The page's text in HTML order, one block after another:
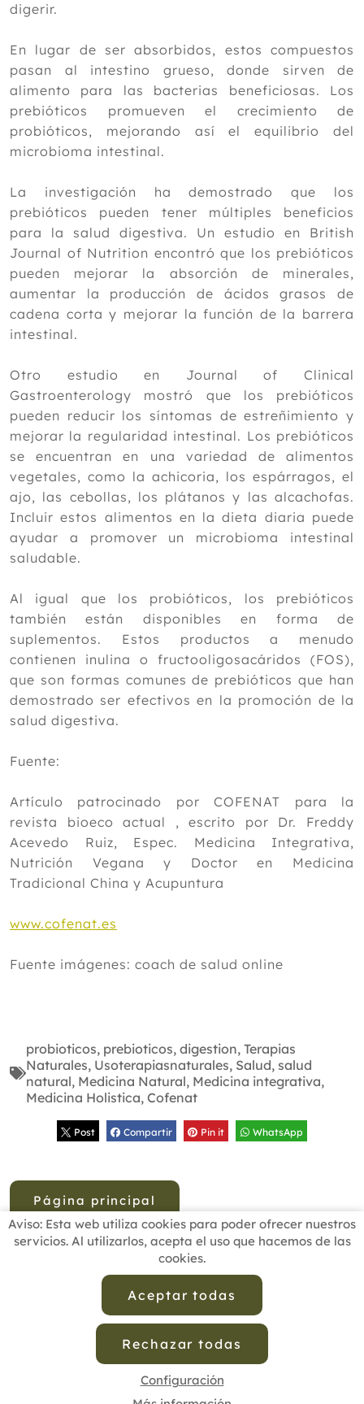
digerir.
En lugar de ser absorbidos, estos compuestos
pasan al intestino grueso, donde sirven de
alimento para las bacterias beneficiosas. Los
prebióticos promueven el crecimiento de
probióticos, mejorando así el equilibrio del
microbioma intestinal.
La investigación ha demostrado que los
prebióticos pueden tener múltiples beneficios
para la salud digestiva. Un estudio en British
Journal of Nutrition encontró que los prebióticos
pueden mejorar la absorción de minerales,
aumentar la producción de ácidos grasos de
cadena corta y mejorar la función de la barrera
intestinal.
Otro estudio en Journal of Clinical
Gastroenterology mostró que los prebióticos
pueden reducir los síntomas de estreñimiento y
mejorar la regularidad intestinal. Los prebióticos
se encuentran en una variedad de alimentos
vegetales, como la achicoria, los espárragos, el
ajo, las cebollas, los plátanos y las alcachofas.
Incluir estos alimentos en la dieta diaria puede
ayudar a promover un microbioma intestinal
saludable.
Al igual que los probióticos, los prebióticos
también están disponibles en forma de
suplementos. Estos productos a menudo
contienen inulina o fructooligosacáridos (FOS),
que son formas comunes de prebióticos que han
demostrado ser efectivos en la promoción de la
salud digestiva.
Fuente:
Artículo patrocinado por COFENAT para la
revista bioeco actual , escrito por Dr. Freddy
Acevedo Ruiz, Espec. Medicina Integrativa,
Nutrición Vegana y Doctor en Medicina
Tradicional China y Acupuntura
www.cofenat.es
Fuente imágenes: coach de salud online
probioticos, prebioticos, digestion, Terapias
Naturales, Usoterapiasnaturales, Salud, salud
natural, Medicina Natural, Medicina integrativa,
Medicina Holistica, Cofenat
Post Compartir Pin it WhatsApp
Página principal
Aviso: Esta web utiliza cookies para poder ofrecer nuestros
servicios. Al utilizarlos, acepta el uso que hacemos de las
cookies.
Aceptar todas
Rechazar todas
Configuración
BUSCADOR PROFESIONALES
ESCUELAS RECOMENDADAS
CONTACTO
Política de Privacidad de Datos
Política de Calidad
Política de Cookies
Configuración de Cookies